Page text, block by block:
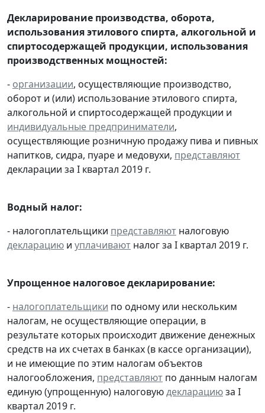
Декларирование производства, оборота,
использования этилового спирта, алкогольной и
спиртосодержащей продукции, использования
производственных мощностей:
- организации, осуществляющие производство,
оборот и (или) использование этилового спирта,
алкогольной и спиртосодержащей продукции и
индивидуальные предприниматели,
осуществляющие розничную продажу пива и пивных
напитков, сидра, пуаре и медовухи, представляют
декларации за I квартал 2019 г.
Водный налог:
- налогоплательщики представляют налоговую
декларацию и уплачивают налог за I квартал 2019 г.
Упрощенное налоговое декларирование:
- налогоплательщики по одному или нескольким
налогам, не осуществляющие операции, в
результате которых происходит движение денежных
средств на их счетах в банках (в кассе организации),
и не имеющие по этим налогам объектов
налогообложения, представляют по данным налогам
единую (упрощенную) налоговуюдекларациюза I
квартал 2019 г.